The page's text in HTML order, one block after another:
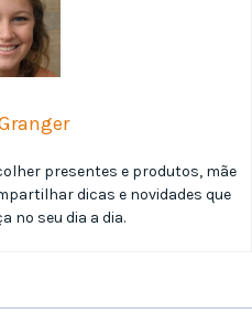
presentes e produtos, mãe
dicas e novidades que
no seu dia a dia.